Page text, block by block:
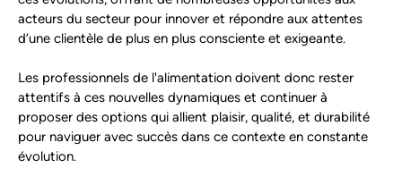
acteurs du secteur pour innover et répondre aux attentes
d’une clientèle de plus en plus consciente et exigeante.
Les professionnels de l'alimentation doivent donc rester
attentifs à ces nouvelles dynamiques et continuer à
proposer des options qui allient plaisir, qualité, et durabilité
pour naviguer avec succès dans ce contexte en constante
évolution.